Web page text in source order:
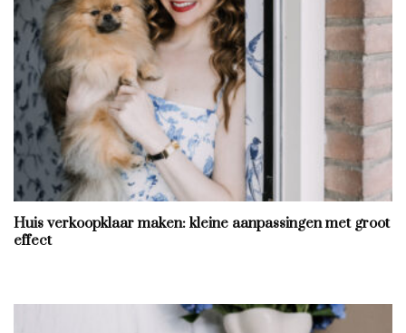
Huis verkoopklaar maken: kleine aanpassingen met groot
effect